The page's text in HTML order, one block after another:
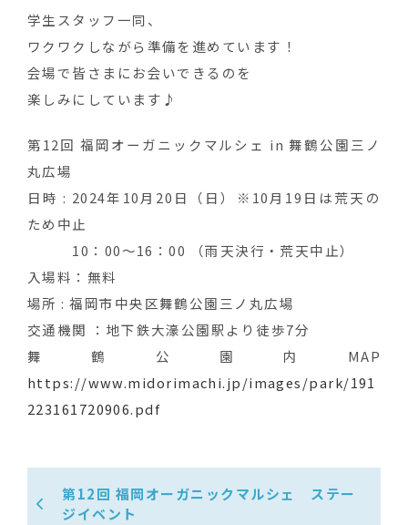
学生スタッフ一同、
ワクワクしながら準備を進めています！
会場で皆さまにお会いできるのを
楽しみにしています♪
第12回 福岡オーガニックマルシェ in 舞鶴公園三ノ
丸広場
日時 : 2024年10月20日（日）※10月19日は荒天の
ため中止
10：00～16：00 （雨天決行・荒天中止）
入場料：無料
場所 : 福岡市中央区舞鶴公園三ノ丸広場
交通機関 ：地下鉄大濠公園駅より徒歩7分
舞鶴公園内MAP
https://www.midorimachi.jp/images/park/191
223161720906.pdf
第12回 福岡オーガニックマルシェ ステー
ジイベント